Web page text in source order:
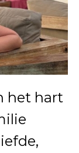
het hart